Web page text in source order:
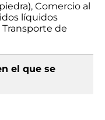
Comercio al
líquidos
de
el que se